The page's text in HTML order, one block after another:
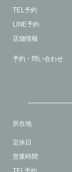
TEL予約
LINE予約
店舗情報
予約・問い合わせ
所在地
定休日
営業時間